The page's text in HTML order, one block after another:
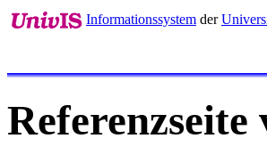
Informationssystem der